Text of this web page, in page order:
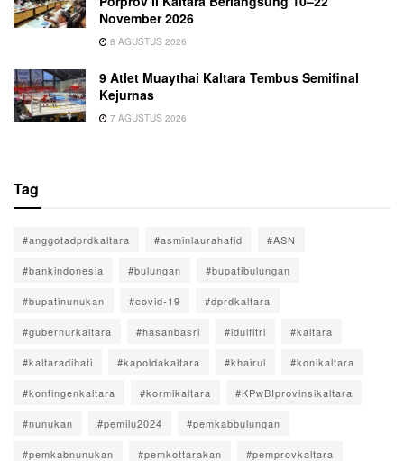
November 2026
8 AGUSTUS 2026
9 Atlet Muaythai Kaltara Tembus Semifinal
Kejurnas
7 AGUSTUS 2026
Tag
#anggotadprdkaltara #asminlaurahafid #ASN
#bankindonesia #bulungan #bupatibulungan
#bupatinunukan #covid-19 #dprdkaltara
#gubernurkaltara #hasanbasri #idulfitri #kaltara
#kaltaradihati #kapoldakaltara #khairul #konikaltara
#kontingenkaltara #kormikaltara #KPwBIprovinsikaltara
#nunukan #pemilu2024 #pemkabbulungan
#pemkabnunukan #pemkottarakan #pemprovkaltara